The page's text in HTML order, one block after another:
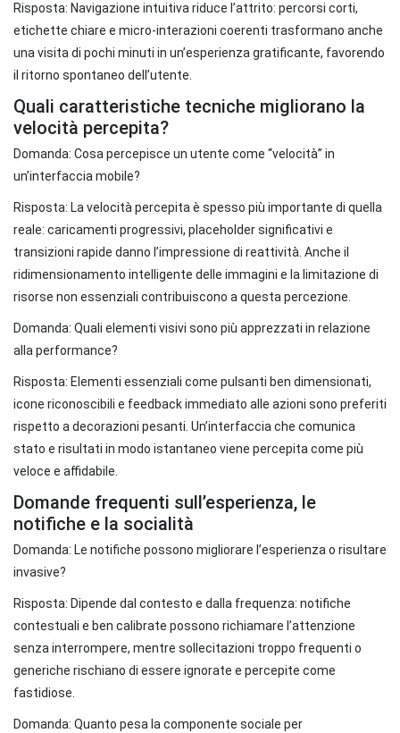
Risposta: Navigazione intuitiva riduce l’attrito: percorsi corti,
etichette chiare e micro-interazioni coerenti trasformano anche
una visita di pochi minuti in un’esperienza gratificante, favorendo
il ritorno spontaneo dell’utente.
Quali caratteristiche tecniche migliorano la
velocità percepita?
Domanda: Cosa percepisce un utente come “velocità” in
un’interfaccia mobile?
Risposta: La velocità percepita è spesso più importante di quella
reale: caricamenti progressivi, placeholder significativi e
transizioni rapide danno l’impressione di reattività. Anche il
ridimensionamento intelligente delle immagini e la limitazione di
risorse non essenziali contribuiscono a questa percezione.
Domanda: Quali elementi visivi sono più apprezzati in relazione
alla performance?
Risposta: Elementi essenziali come pulsanti ben dimensionati,
icone riconoscibili e feedback immediato alle azioni sono preferiti
rispetto a decorazioni pesanti. Un’interfaccia che comunica
stato e risultati in modo istantaneo viene percepita come più
veloce e affidabile.
Domande frequenti sull’esperienza, le
notifiche e la socialità
Domanda: Le notifiche possono migliorare l’esperienza o risultare
invasive?
Risposta: Dipende dal contesto e dalla frequenza: notifiche
contestuali e ben calibrate possono richiamare l’attenzione
senza interrompere, mentre sollecitazioni troppo frequenti o
generiche rischiano di essere ignorate e percepite come
fastidiose.
Domanda: Quanto pesa la componente sociale per